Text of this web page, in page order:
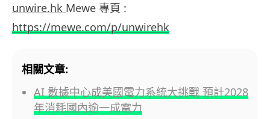
unwire.hk Mewe 專頁 :
https://mewe.com/p/unwirehk
相關文章:
AI 數據中心成美國電力系統大挑戰 預計2028
年消耗國內逾一成電力